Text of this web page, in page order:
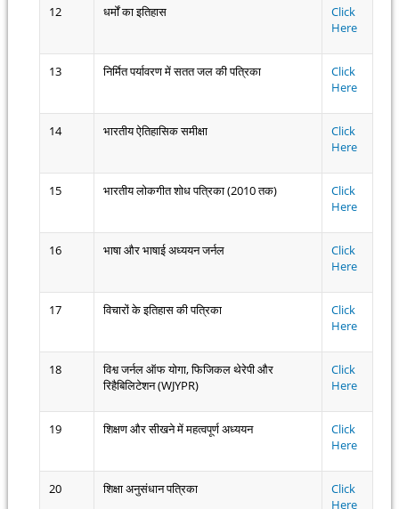
12 धर्मों का इतिहास
Click
Here
13 निर्मित पर्यावरण में सतत जल की पत्रिका
Click
Here
14 भारतीय ऐतिहासिक समीक्षा
Click
Here
15 भारतीय लोकगीत शोध पत्रिका (2010 तक)
Click
Here
16 भाषा और भाषाई अध्ययन जर्नल
Click
Here
17 विचारों के इतिहास की पत्रिका
Click
Here
18
विश्व जर्नल ऑफ योगा, फिजिकल थेरेपी और
रिहैबिलिटेशन (WJYPR)
Click
Here
19 शिक्षण और सीखने में महत्वपूर्ण अध्ययन
Click
Here
20 शिक्षा अनुसंधान पत्रिका
Click
Here